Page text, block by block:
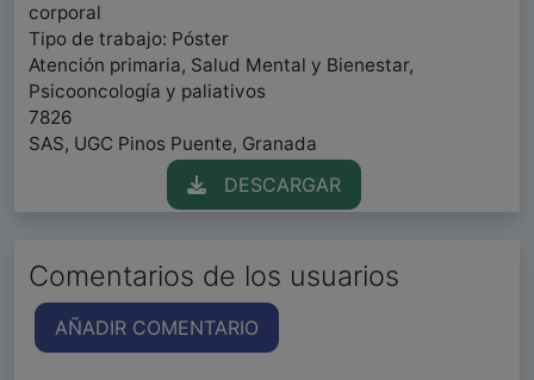
corporal
Tipo de trabajo: Póster
Atención primaria, Salud Mental y Bienestar,
Psicooncología y paliativos
7826
SAS, UGC Pinos Puente, Granada
DESCARGAR
Comentarios de los usuarios
AÑADIR COMENTARIO